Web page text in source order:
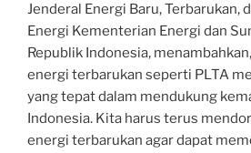
Jenderal Energi Baru, Terbarukan,
Energi Kementerian Energi dan
Republik Indonesia,
energi terbarukan seperti PLTA
yang tepat dalam mendukung
Indonesia. Kita harus terus
energi terbarukan agar dapat